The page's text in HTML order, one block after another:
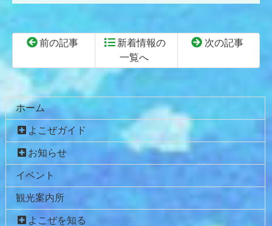
前の記事
新着情報の
一覧へ
次の記事
コ
ン
文
ペ
の
へ
ホーム
よこぜガイド
お知らせ
イベント
観光案内所
よこぜを知る